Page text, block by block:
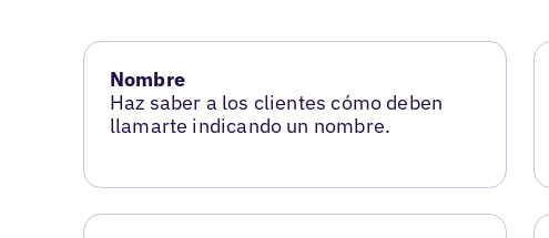
Nombre
Haz saber a los clientes cómo deben
llamarte indicando un nombre.